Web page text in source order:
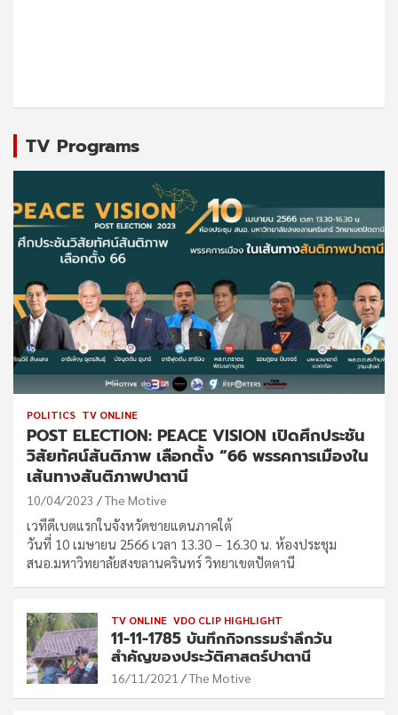
TV Programs
POLITICS TV ONLINE
POST ELECTION: PEACE VISION เปิดศึกประชัน
วิสัยทัศน์สันติภาพ เลือกตั้ง “66 พรรคการเมืองใน
เส้นทางสันติภาพปาตานี
10/04/2023 The Motive
เวทีดีเบตแรกในจังหวัดชายแดนภาคใต้
วันที่ 10 เมษายน 2566 เวลา 13.30 – 16.30 น. ห้องประชุม
สนอ.มหาวิทยาลัยสงขลานครินทร์ วิทยาเขตปัตตานี
TV ONLINE VDO CLIP HIGHLIGHT
11-11-1785 บันทึกกิจกรรมรำลึกวัน
สำคัญของประวัติศาสตร์ปาตานี
16/11/2021 The Motive